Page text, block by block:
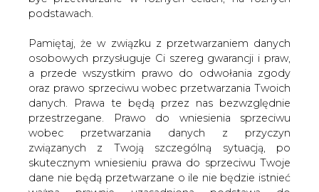
praw i wolności lub podstawa do ustalenia,
dochodzenia lub obrony roszczeń. Twoje dane nie
będą przetwarzane w celu marketingu własnego
po zgłoszeniu sprzeciwu. Jeżeli więc nie zgadzasz
się z naszą oceną niezbędności przetwarzania
Twoich danych lub masz inne zastrzeżenia w tym
zakresie, koniecznie zgłoś sprzeciw lub prześlij nam
swoje zastrzeżenia na adres Inspektora Ochrony
Danych Osobowych pod adres
iod@are.waw.pl
Wycofanie zgody nie wpływa na zgodność z
prawem przetwarzania dokonanego przed jej
wycofaniem.
TREŚĆ KOMENTARZA
PODPIS